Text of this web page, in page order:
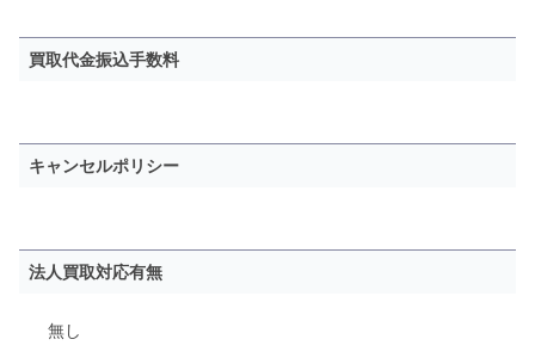
買取代金振込手数料
キャンセルポリシー
法人買取対応有無
無し